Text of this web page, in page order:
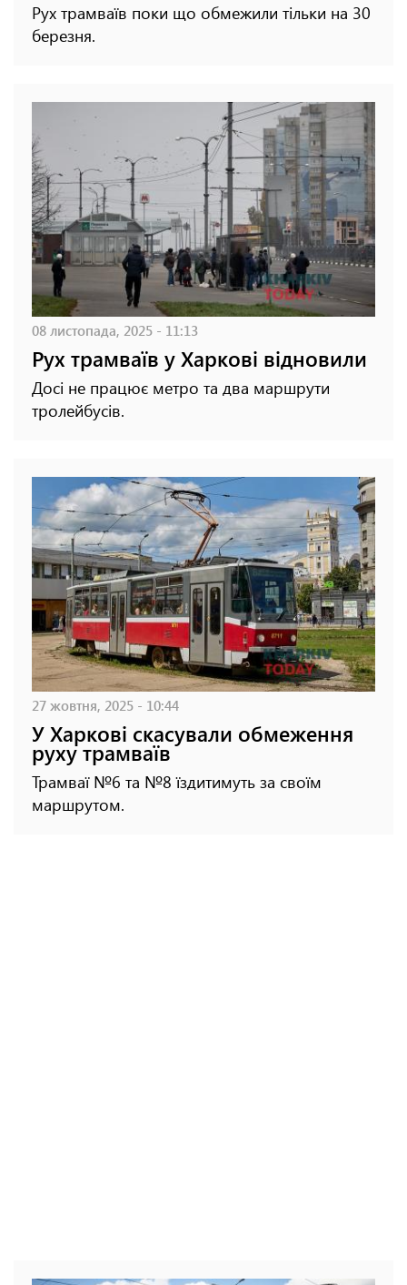
Рух трамваїв поки що обмежили тільки на 30
березня.
08 листопада, 2025 - 11:13
Рух трамваїв у Харкові відновили
Досі не працює метро та два маршрути
тролейбусів.
27 жовтня, 2025 - 10:44
У Харкові скасували обмеження
руху трамваїв
Трамваї №6 та №8 їздитимуть за своїм
маршрутом.